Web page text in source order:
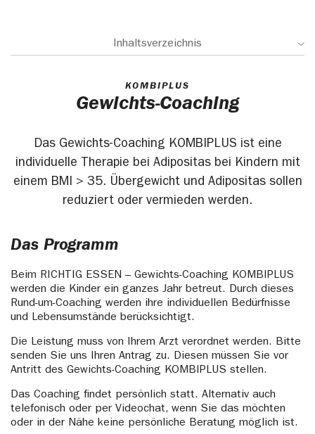
Inhaltsverzeichnis
KOMBIPLUS
Gewichts-Coaching
Das Gewichts-Coaching KOMBIPLUS ist eine
individuelle Therapie bei Adipositas bei Kindern mit
einem BMI > 35. Übergewicht und Adipositas sollen
reduziert oder vermieden werden.
Das Programm
Beim RICHTIG ESSEN – Gewichts-Coaching KOMBIPLUS
werden die Kinder ein ganzes Jahr betreut. Durch dieses
Rund-um-Coaching werden ihre individuellen Bedürfnisse
und Lebensumstände berücksichtigt.
Die Leistung muss von Ihrem Arzt verordnet werden. Bitte
senden Sie uns Ihren Antrag zu. Diesen müssen Sie vor
Antritt des Gewichts-Coaching KOMBIPLUS stellen.
Das Coaching findet persönlich statt. Alternativ auch
telefonisch oder per Videochat, wenn Sie das möchten
oder in der Nähe keine persönliche Beratung möglich ist.